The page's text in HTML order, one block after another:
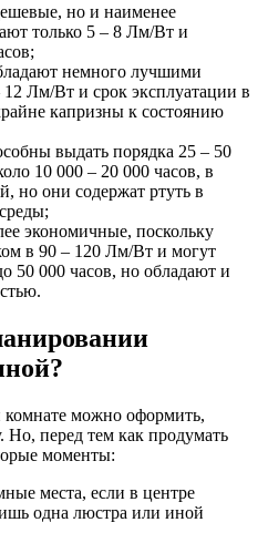
но и наименее
только 5 – 8 Лм/Вт и
немного лучшими
12 Лм/Вт и срок эксплуатации в
капризны к состоянию
выдать порядка 25 – 50
10 000 – 20 000 часов, в
но они содержат ртуть в
экономичные, поскольку
в 90 – 120 Лм/Вт и могут
50 000 часов, но обладают и
можно оформить,
перед тем как продумать
моменты:
места, если в центре
одна люстра или иной